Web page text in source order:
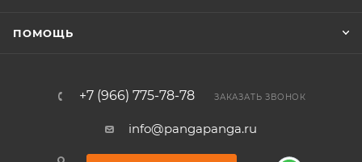
ПОМОЩЬ
+7 (966) 775-78-78 ЗАКАЗАТЬ ЗВОНОК
info@pangapanga.ru